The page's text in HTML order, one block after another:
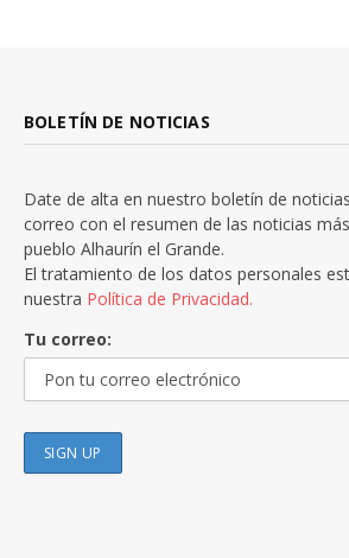
BOLETÍN DE NOTICIAS
Date de alta en nuestro boletín de
correo con el resumen de las noticias
pueblo Alhaurín el Grande.
El tratamiento de los datos personales
nuestra Política de Privacidad.
Tu correo: